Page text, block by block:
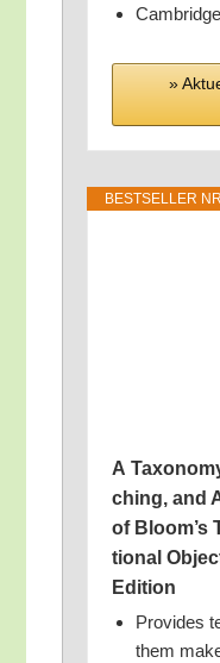
»
BEST­SEL­LER
A
ching, and
of Bloom’s
tio­nal
Edition
Pro­vi­des
them